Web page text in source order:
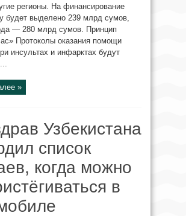
регионы. На финансирование
будет выделено 239 млрд сумов,
— 280 млрд сумов. Принцип
Протоколы оказания помощи
инсультах и инфарктах будут
»
Узбекистана
список
когда можно
в